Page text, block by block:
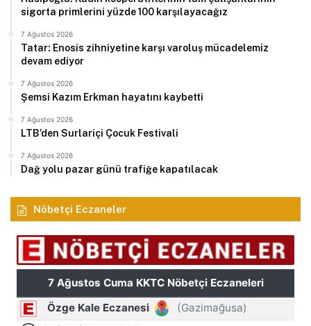
sigorta primlerini yüzde 100 karşılayacağız
7 Ağustos 2026
Tatar: Enosis zihniyetine karşı varoluş mücadelemiz
devam ediyor
7 Ağustos 2026
Şemsi Kazım Erkman hayatını kaybetti
7 Ağustos 2026
LTB’den Surlariçi Çocuk Festivali
7 Ağustos 2026
Dağ yolu pazar günü trafiğe kapatılacak
Nöbetçi Eczaneler